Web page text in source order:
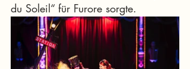
du Soleil“ für Furore sorgte.